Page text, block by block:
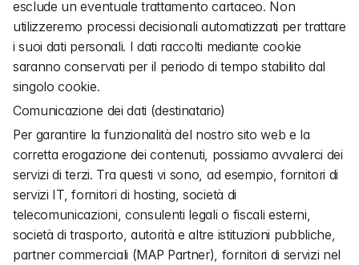
esclude un eventuale trattamento cartaceo. Non
utilizzeremo processi decisionali automatizzati per trattare
i suoi dati personali. I dati raccolti mediante cookie
saranno conservati per il periodo di tempo stabilito dal
singolo cookie.
Comunicazione dei dati (destinatario)
Per garantire la funzionalità del nostro sito web e la
corretta erogazione dei contenuti, possiamo avvalerci dei
servizi di terzi. Tra questi vi sono, ad esempio, fornitori di
servizi IT, fornitori di hosting, società di
telecomunicazioni, consulenti legali o fiscali esterni,
società di trasporto, autorità e altre istituzioni pubbliche,
partner commerciali (MAP Partner), fornitori di servizi nel